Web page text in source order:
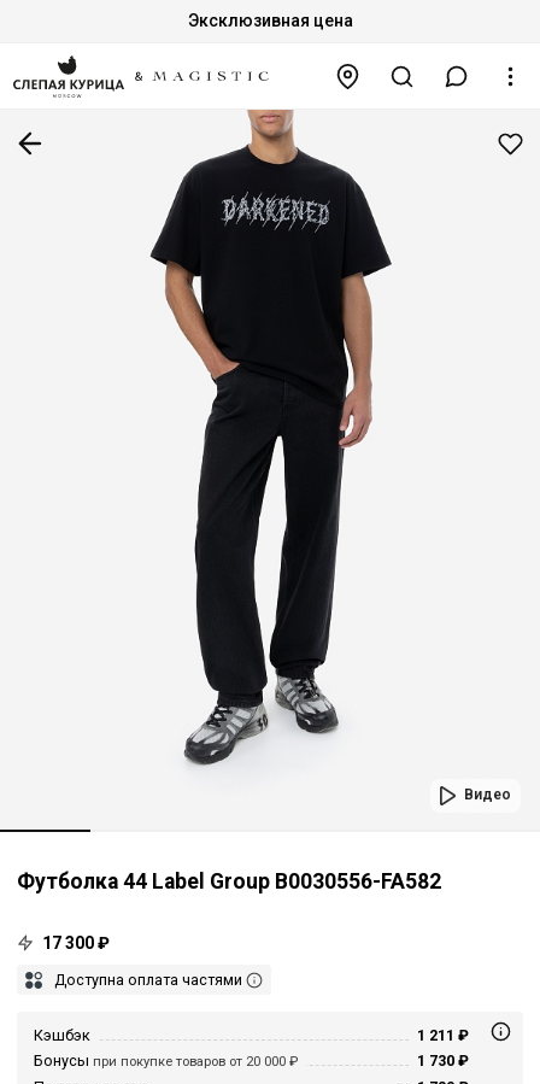
Эксклюзивная цена
Видео
Футболка 44 Label Group B0030556-FA582
17 300 ₽
Доступна оплата частями
Кэшбэк
1 211 ₽
Бонусы при покупке товаров от 20 000 ₽
1 730 ₽